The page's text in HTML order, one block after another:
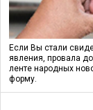
Если Вы стали
явления, провала
ленте народных
форму.